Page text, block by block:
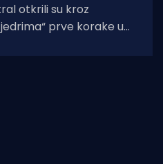
otkrili su kroz
prve korake u